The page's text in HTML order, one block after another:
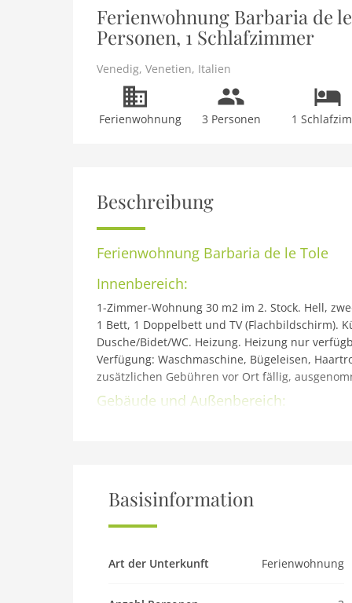
Ferienwohnung Barbaria de
Personen, 1 Schlafzimmer
Venedig, Venetien, Italien
Ferienwohnung 3 Personen 1
Beschreibung
Ferienwohnung Barbaria de le Tole
Innenbereich:
1-Zimmer-Wohnung 30 m2 im 2. Stock. Hell,
1 Bett, 1 Doppelbett und TV (Flachbildschirm).
Dusche/Bidet/WC. Heizung. Heizung nur
Verfügung: Waschmaschine, Bügeleisen,
zusätzlichen Gebühren vor Ort fällig,
Gebäude und Außenbereich:
Schönes, historisches Mehrfamilienhaus
Castello, exzellente Lage: Absolut zentral und
mt.
Objekt
Basisinformation
Art der Unterkunft Ferienwohnung